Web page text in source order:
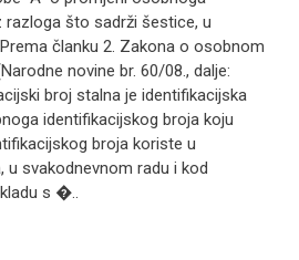
što sadrži šestice, u
članku 2. Zakona o osobnom
novine br. 60/08., dalje:
broj stalna je identifikacijska
identifikacijskog broja koju
broja koriste u
u svakodnevnom radu i kod
s �..